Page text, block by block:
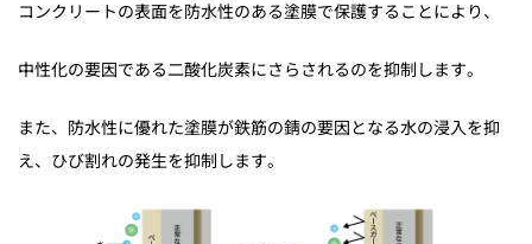
コンクリートの表面を防水性のある塗膜で保護することにより、
中性化の要因である二酸化炭素にさらされるのを抑制します。
また、防水性に優れた塗膜が鉄筋の錆の要因となる水の浸入を抑
え、ひび割れの発生を抑制します。